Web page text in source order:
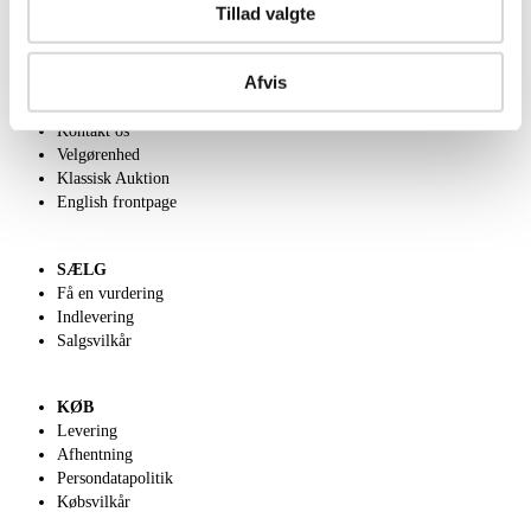
Tillad valgte
Afvis
Om Lauritz.com
Kontakt os
Velgørenhed
Klassisk Auktion
English frontpage
SÆLG
Få en vurdering
Indlevering
Salgsvilkår
KØB
Levering
Afhentning
Persondatapolitik
Købsvilkår